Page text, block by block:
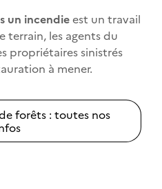
un incendieest un travail
terrain, les agents du
propriétaires sinistrés
à mener.
forêts : toutes nos